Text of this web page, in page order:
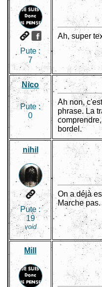
Pute :
7
Ah, super
Nico
Pute :
0
Ah non,
phrase. La
bordel.
nihil
Pute :
19
void
On a déjà
Marche pas.
Mill